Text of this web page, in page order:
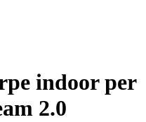
indoor per
2.0